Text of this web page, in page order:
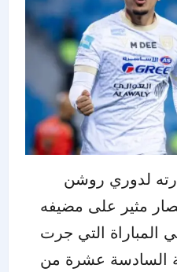
لدوري روشن
مثير على مضيفه
بنتيجة 2-1، في المباراة التي جرت
السادسة عشرة من